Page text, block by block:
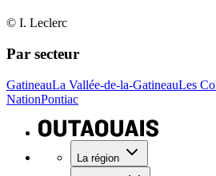
© I. Leclerc
Par secteur
GatineauLa Vallée-de-la-GatineauLes
NationPontiac
La région